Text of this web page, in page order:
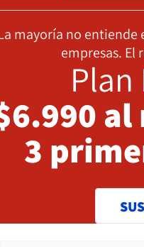
mayoría no entiende
empresas. El
al
3